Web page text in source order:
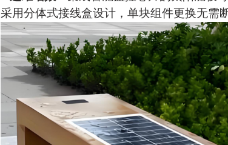
采用分体式接线盒设计，单块组件更换无需